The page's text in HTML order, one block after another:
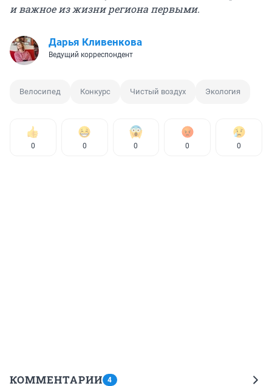
и важное из жизни региона первыми.
Дарья Кливенкова
Ведущий корреспондент
Велосипед Конкурс Чистый воздух Экология
0 0 0 0 0
КОММЕНТАРИИ 4